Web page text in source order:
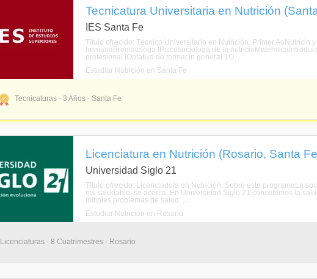
Tecnicatura Universitaria en Nutrición
IES Santa Fe
Título ofrecido: Técnico Universitario en Nutrición. Primer AoNutricin
humanaBromatologa IPsicosociologa de la
profesional IOptativa de formacin general 1O ...
Estudiar Nutrición en Santa Fe
Tecnicaturas - 3 Años - Santa Fe
Licenciatura en Nutrición (Rosario, Santa
Universidad Siglo 21
Título ofrecido: Licenciado/a en Nutrición. Sobre este programaLa
ms saludable, se acerca. En Universidad Siglo 21 concebimos la
mltiples problemas de salud: ...
Estudiar Nutrición en Rosario
Licenciaturas - 8 Cuatrimestres - Rosario